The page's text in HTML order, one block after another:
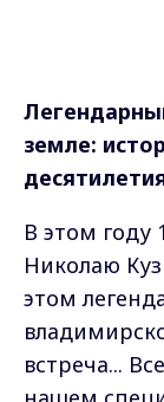
земле:
В этом году
Николаю
этом
встреча...